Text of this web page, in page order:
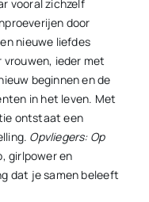
vooral zichzelf
door
nieuwe liefdes
vrouwen, ieder met
beginnen en de
in het leven. Met
ontstaat een
Opvliegers: Op
girlpower en
dat je samen beleeft